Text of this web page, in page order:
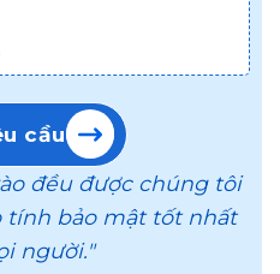
cầu
đều được chúng tôi
tính bảo mật tốt nhất
người."